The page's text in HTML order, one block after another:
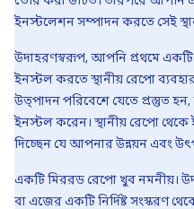
ইনস্টলেশন সম্পাদন করতে সেই
উদাহরণস্বরূপ, আপনি প্রথমে
ইনস্টল করতে স্থানীয় রেপো
উত্পাদন পরিবেশে যেতে প্রস্তুত
ইনস্টল করেন। স্থানীয় রেপো থেকে
দিচ্ছেন যে আপনার উন্নয়ন এবং
একটি মিররড রেপো খুব নমনীয়।
বা এজের একটি নির্দিষ্ট সংস্করণ